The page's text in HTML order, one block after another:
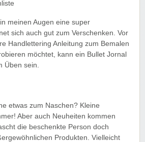
meinen Augen eine super
sich auch gut zum Verschenken. Vor
Handlettering Anleitung zum Bemalen
möchtet, kann ein Bullet Jornal
Üben sein.
etwas zum Naschen? Kleine
Aber auch Neuheiten kommen
die beschenkte Person doch
Produkten. Vielleicht